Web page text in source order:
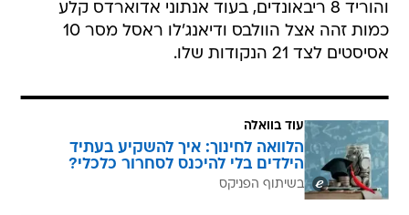
והוריד 8 ריבאונדים, בעוד אנתוני אדוארדס קלע
כמות זהה אצל הוולבס ודיאנג'לו ראסל מסר 10
אסיסטים לצד 21 הנקודות שלו.
עוד בוואלה
הלוואה לחינוך: איך להשקיע בעתיד
הילדים בלי להיכנס לסחרור כלכלי?
בשיתוף הפניקס